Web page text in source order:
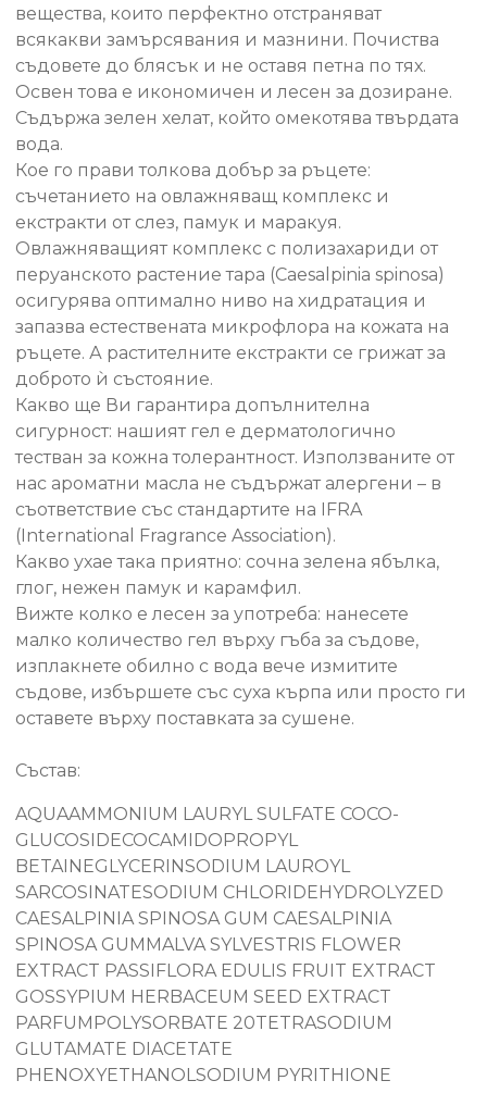
вещества, които перфектно отстраняват
всякакви замърсявания и мазнини. Почиства
съдовете до блясък и не оставя петна по тях.
Освен това е икономичен и лесен за дозиране.
Съдържа зелен хелат, който омекотява твърдата
вода.
Кое го прави толкова добър за ръцете:
съчетанието на овлажняващ комплекс и
екстракти от слез, памук и маракуя.
Овлажняващият комплекс с полизахариди от
перуанското растение тара (Caesalpinia spinosa)
осигурява оптимално ниво на хидратация и
запазва естествената микрофлора на кожата на
ръцете. А растителните екстракти се грижат за
доброто ѝ състояние.
Какво ще Ви гарантира допълнителна
сигурност: нашият гел е дерматологично
тестван за кожна толерантност. Използваните от
нас ароматни масла не съдържат алергени – в
съответствие със стандартите на IFRA
(International Fragrance Association).
Какво ухае така приятно: сочна зелена ябълка,
глог, нежен памук и карамфил.
Вижте колко е лесен за употреба: нанесете
малко количество гел върху гъба за съдове,
изплакнете обилно с вода вече измитите
съдове, избършете със суха кърпа или просто ги
оставете върху поставката за сушене.
Състав:
AQUAAMMONIUM LAURYL SULFATE COCO-
GLUCOSIDECOCAMIDOPROPYL
BETAINEGLYCERINSODIUM LAUROYL
SARCOSINATESODIUM CHLORIDEHYDROLYZED
CAESALPINIA SPINOSA GUM CAESALPINIA
SPINOSA GUMMALVA SYLVESTRIS FLOWER
EXTRACT PASSIFLORA EDULIS FRUIT EXTRACT
GOSSYPIUM HERBACEUM SEED EXTRACT
PARFUMPOLYSORBATE 20TETRASODIUM
GLUTAMATE DIACETATE
PHENOXYETHANOLSODIUM PYRITHIONE